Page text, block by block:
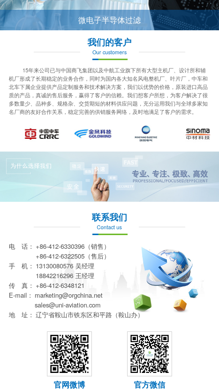
微电子半导体过滤
我们的客户
Our customers
15年来公司已与中国商飞集团以及中航工业旗下所有大型主机厂、设计所和辅
机厂形成了长期稳定的业务合作，同时为国内各大知名风电整机厂、叶片厂，中车和
北车下属企业提供产品定制服务和技术解决方案，我们以优势的价格，原装进口高品
质的产品，真诚的售后服务，赢得了客户的信赖。我们想客户所想，为客户解决了很
多数量少、品种多、规格杂、交货期短的材料供应问题，充分运用我们与全球多家知
名厂商的友好合作关系，稳定完善的供销服务网络，及时地满足了客户的需求。
联系我们
Contact us
电 话： +86-412-6330396（销售）
+86-412-6322505（售后）
手 机： 13130080576 吴经理
18842216296 王经理
传 真： +86-412-6348121
E-mail： marketing@orgchina.net
sales@uni-aviation.com
地 址： 辽宁省鞍山市铁东区和平路（鞍山办）
官网微博 官方微信